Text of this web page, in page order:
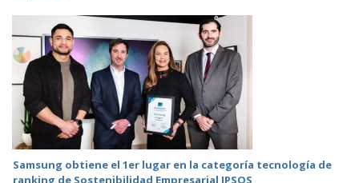
Samsung obtiene el 1er lugar en la categoría tecnología de
ranking de Sostenibilidad Empresarial IPSOS